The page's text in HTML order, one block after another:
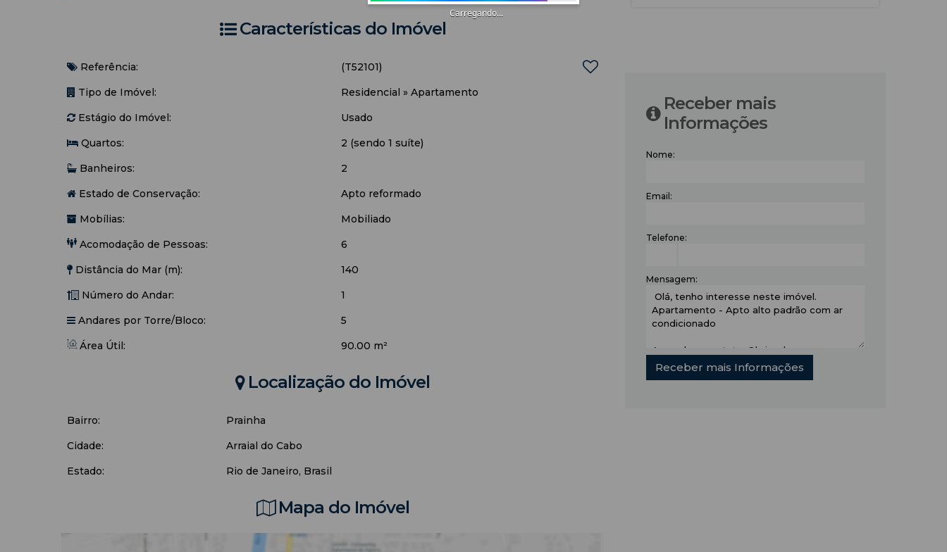
> Suíte: 01 cama de casal / ar condicionado
> Quarto: 01 cama de casal, 01 bi-cama e ventilador de mesa
Características do Imóvel
Referência:
(T52101)
Tipo de Imóvel:
Residencial » Apartamento
Estágio do Imóvel:
Usado
Quartos:
2 (sendo 1 suíte)
Banheiros:
2
Estado de Conservação:
Apto reformado
Mobílias:
Mobiliado
Acomodação de Pessoas:
6
Distância do Mar (m):
140
Número do Andar:
1
Andares por Torre/Bloco:
5
Área Útil:
90.00 m²
Localização do Imóvel
Bairro:
Prainha
Cidade:
Arraial do Cabo
Estado:
Rio de Janeiro, Brasil
Mapa do Imóvel
Receber mais
Informações
Nome:
Email:
Telefone:
Mensagem:
Carregando...